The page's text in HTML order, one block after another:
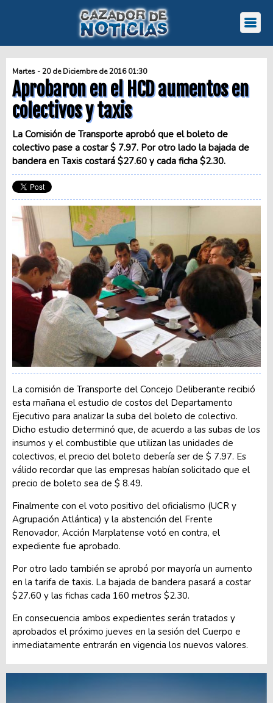
Martes - 20 de Diciembre de 2016 01:30
Aprobaron en el HCD aumentos en
colectivos y taxis
La Comisión de Transporte aprobó que el boleto de
colectivo pase a costar $ 7.97. Por otro lado la bajada de
bandera en Taxis costará $27.60 y cada ficha $2.30.
La comisión de Transporte del Concejo Deliberante recibió
esta mañana el estudio de costos del Departamento
Ejecutivo para analizar la suba del boleto de colectivo.
Dicho estudio determinó que, de acuerdo a las subas de los
insumos y el combustible que utilizan las unidades de
colectivos, el precio del boleto debería ser de $ 7.97. Es
válido recordar que las empresas habían solicitado que el
precio de boleto sea de $ 8.49.
Finalmente con el voto positivo del oficialismo (UCR y
Agrupación Atlántica) y la abstención del Frente
Renovador, Acción Marplatense votó en contra, el
expediente fue aprobado.
Por otro lado también se aprobó por mayoría un aumento
en la tarifa de taxis. La bajada de bandera pasará a costar
$27.60 y las fichas cada 160 metros $2.30.
En consecuencia ambos expedientes serán tratados y
aprobados el próximo jueves en la sesión del Cuerpo e
inmediatamente entrarán en vigencia los nuevos valores.